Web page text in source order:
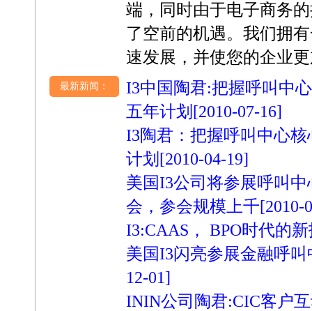
端，同时由于电子商务
了空前的机遇。我们拥
速发展，并使您的企业
最新新闻：
I3中国陶君:把握呼叫中
五年计划 [2010-07-16]
I3陶君：把握呼叫中心
计划 [2010-04-19]
美国I3公司将参展呼叫
会，参会规模上千[2010-
I3:CAAS， BPO时代的
美国I3闪亮参展金融呼
12-01]
ININ公司陶君:CIC客户